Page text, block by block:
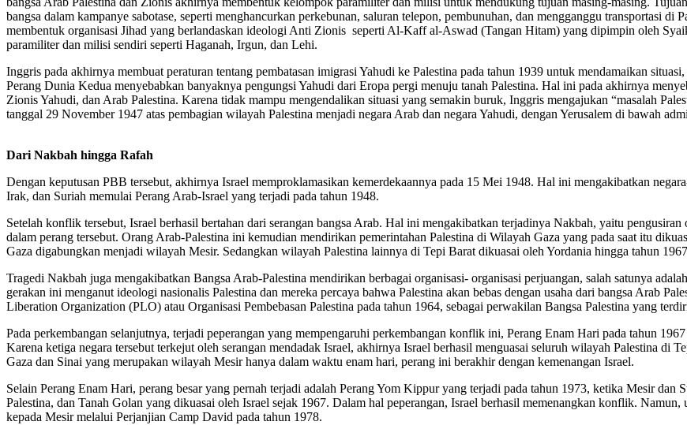
bangsa dalam kampanye sabotase, seperti menghancurkan perkebunan, saluran telepon, pembunuhan, dan mengganggu transportasi
membentuk organisasi Jihad yang berlandaskan ideologi Anti Zionis seperti Al-Kaff al-Aswad (Tangan Hitam) yang dipimpin oleh
paramiliter dan milisi sendiri seperti Haganah, Irgun, dan Lehi.
Inggris pada akhirnya membuat peraturan tentang pembatasan imigrasi Yahudi ke Palestina pada tahun 1939 untuk mendamaikan
Perang Dunia Kedua menyebabkan banyaknya pengungsi Yahudi dari Eropa pergi menuju tanah Palestina. Hal ini pada akhirnya
Zionis Yahudi, dan Arab Palestina. Karena tidak mampu mengendalikan situasi yang semakin buruk, Inggris mengajukan “masalah
tanggal 29 November 1947 atas pembagian wilayah Palestina menjadi negara Arab dan negara Yahudi, dengan Yerusalem di bawah
Dari Nakbah hingga Rafah
Dengan keputusan PBB tersebut, akhirnya Israel memproklamasikan kemerdekaannya pada 15 Mei 1948. Hal ini mengakibatkan
Irak, dan Suriah memulai Perang Arab-Israel yang terjadi pada tahun 1948.
Setelah konflik tersebut, Israel berhasil bertahan dari serangan bangsa Arab. Hal ini mengakibatkan terjadinya Nakbah, yaitu
dalam perang tersebut. Orang Arab-Palestina ini kemudian mendirikan pemerintahan Palestina di Wilayah Gaza yang pada saat itu
Gaza digabungkan menjadi wilayah Mesir. Sedangkan wilayah Palestina lainnya di Tepi Barat dikuasai oleh Yordania hingga tahun
Tragedi Nakbah juga mengakibatkan Bangsa Arab-Palestina mendirikan berbagai organisasi- organisasi perjuangan, salah satunya
gerakan ini menganut ideologi nasionalis Palestina dan mereka percaya bahwa Palestina akan bebas dengan usaha dari bangsa Arab
Liberation Organization (PLO) atau Organisasi Pembebasan Palestina pada tahun 1964, sebagai perwakilan Bangsa Palestina yang
Pada perkembangan selanjutnya, terjadi peperangan yang mempengaruhi perkembangan konflik ini, Perang Enam Hari pada tahun
Karena ketiga negara tersebut terkejut oleh serangan mendadak Israel, akhirnya Israel berhasil menguasai seluruh wilayah Palestina
Gaza dan Sinai yang merupakan wilayah Mesir hanya dalam waktu enam hari, perang ini berakhir dengan kemenangan Israel.
Selain Perang Enam Hari, perang besar yang pernah terjadi adalah Perang Yom Kippur yang terjadi pada tahun 1973, ketika Mesir
Palestina, dan Tanah Golan yang dikuasai oleh Israel sejak 1967. Dalam hal peperangan, Israel berhasil memenangkan konflik.
kepada Mesir melalui Perjanjian Camp David pada tahun 1978.